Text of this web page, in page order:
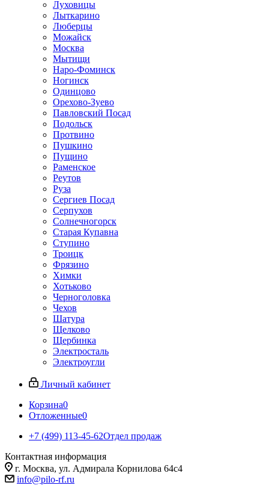
Луховицы
Лыткарино
Люберцы
Можайск
Москва
Мытищи
Наро-Фоминск
Ногинск
Одинцово
Орехово-Зуево
Павловский Посад
Подольск
Протвино
Пушкино
Пущино
Раменское
Реутов
Руза
Сергиев Посад
Серпухов
Солнечногорск
Старая Купавна
Ступино
Троицк
Фрязино
Химки
Хотьково
Черноголовка
Чехов
Шатура
Щелково
Щербинка
Электросталь
Электроугли
Личный кабинет
Корзина0
Отложенные0
+7 (499) 113-45-62Отдел продаж
Контактная информация
г. Москва, ул. Адмирала Корнилова 64с4
info@pilo-rf.ru